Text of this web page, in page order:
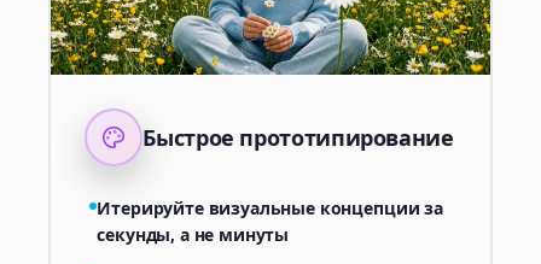
Быстрое прототипирование
Итерируйте визуальные концепции за
секунды, а не минуты